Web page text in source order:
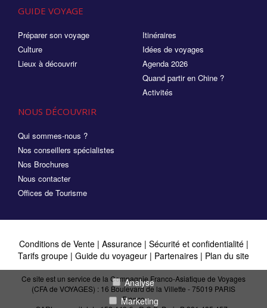
GUIDE VOYAGE
Préparer son voyage
Culture
Lieux à découvrir
Itinéraires
Idées de voyages
Agenda 2026
Quand partir en Chine ?
Activités
NOUS DÉCOUVRIR
Qui sommes-nous ?
Nos conseillers spécialistes
Nos Brochures
Nous contacter
Offices de Tourisme
Conditions de Vente| Assurance | Sécurité et confidentialité|
Tarifs groupe | Guide du voyageur | Partenaires | Plan du site
Ce site est un service de la Compagnie Franco-Asiatique de Voyages
(CFA de VOYAGES) : 16 Boulevard de la Villette - 75019 PARIS
France
Analyse
Marketing